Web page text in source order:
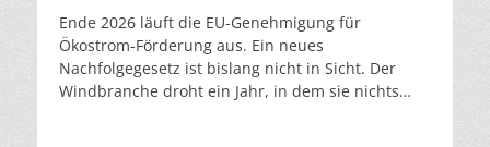
Start-up DEScycle hat im englischen Teesside eine
Demonstrationsanlage eröffnet, die ohne diese
Hitze auskommt: Ein chemisches Bad löst die
Metalle bei 50 bis 80 Grad heraus, statt sie
einzuschmelzen. Das Verfahren heißt Iono-
Ende 2026 läuft die EU-Genehmigung für
Ökostrom-Förderung aus. Ein neues
Nachfolgegesetz ist bislang nicht in Sicht. Der
Windbranche droht ein Jahr, in dem sie nichts